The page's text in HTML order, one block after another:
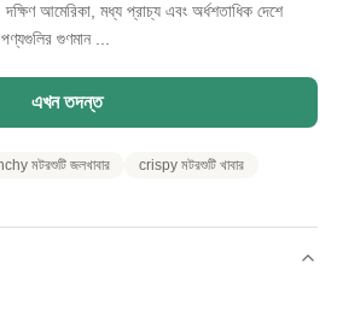
আমেরিকা, মধ্য প্রাচ্য এবং অর্ধশতাধিক দেশে
গুণমান ...
এখন তদন্ত
মটরশুটি জলখাবার crispy মটরশুটি খাবার